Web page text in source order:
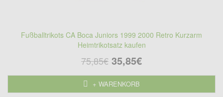
Fußballtrikots CA Boca Juniors 1999 2000 Retro Kurzarm
Heimtrikotsatz kaufen
75,85€ 35,85€
+ WARENKORB